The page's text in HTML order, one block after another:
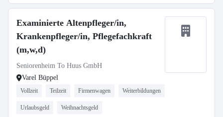
Examinierte Altenpfleger/in,
Krankenpfleger/in, Pflegefachkraft
(m,w,d)
Seniorenheim To Huus GmbH
Varel Büppel
Vollzeit Teilzeit Firmenwagen Weiterbildungen
Urlaubsgeld Weihnachtsgeld